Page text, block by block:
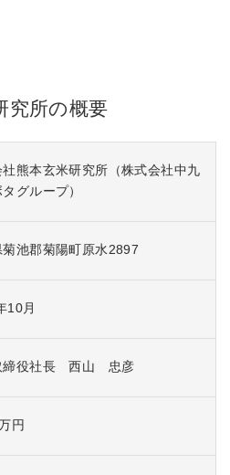
究所の概要
熊本玄米研究所（株式会社中九
グループ）
菊池郡菊陽町原水2897
10月
締役社長 西山 忠彦
円